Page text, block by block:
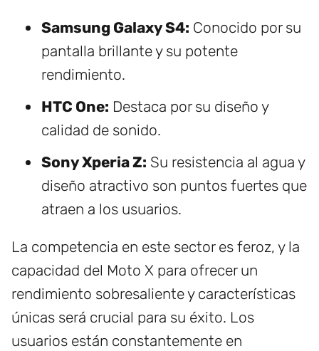
Samsung Galaxy S4: Conocido por su
pantalla brillante y su potente
rendimiento.
HTC One: Destaca por su diseño y
calidad de sonido.
Sony Xperia Z: Su resistencia al agua y
diseño atractivo son puntos fuertes que
atraen a los usuarios.
La competencia en este sector es feroz, y la
capacidad del Moto X para ofrecer un
rendimiento sobresaliente y características
únicas será crucial para su éxito. Los
usuarios están constantemente en